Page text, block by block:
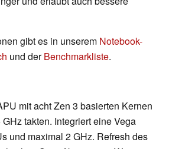
gibt es in unserem Notebook-
und derBenchmarkliste.
mit acht Zen 3 basierten Kernen
takten. Integriert eine Vega
und maximal 2 GHz. Refresh des